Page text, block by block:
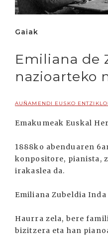
Gaiak
Emiliana de
nazioarteko
AUÑAMENDI EUSKO
Emakumeak Euskal
1888ko abenduaren
konpositore, pianista,
irakaslea da.
Emiliana Zubeldia Inda
Haurra zela, bere
bizitzera eta han